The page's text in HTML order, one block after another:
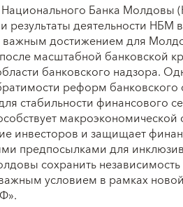
Банка Молдовы
деятельности НБМ
достижением для
масштабной банковской
банковского надзора.
реформ банковского
стабильности финансового
макроэкономической
инвесторов и защищает
предпосылками для
сохранить
важным условием в рамках